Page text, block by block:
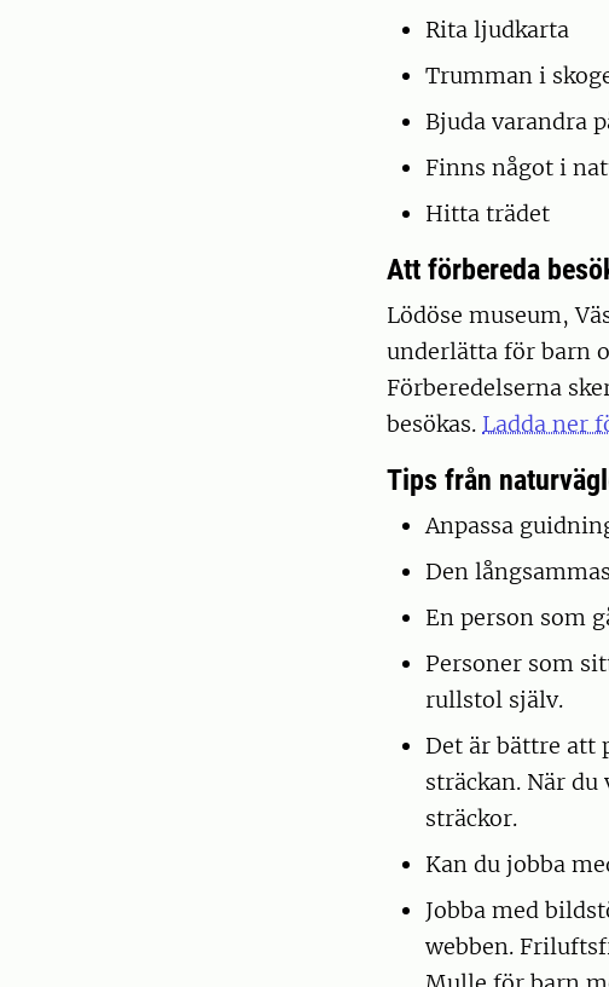
Rita ljudkarta
Trumman i
Bjuda varandra
Finns något i
Hitta trädet
Att förbereda
Lödöse museum,
underlätta för barn
Förberedelserna
besökas. Ladda ner
Tips från
Anpassa
Den
En person som
Personer som
rullstol själv.
Det är bättre att
sträckan. När
sträckor.
Kan du jobba
Jobba med
webben.